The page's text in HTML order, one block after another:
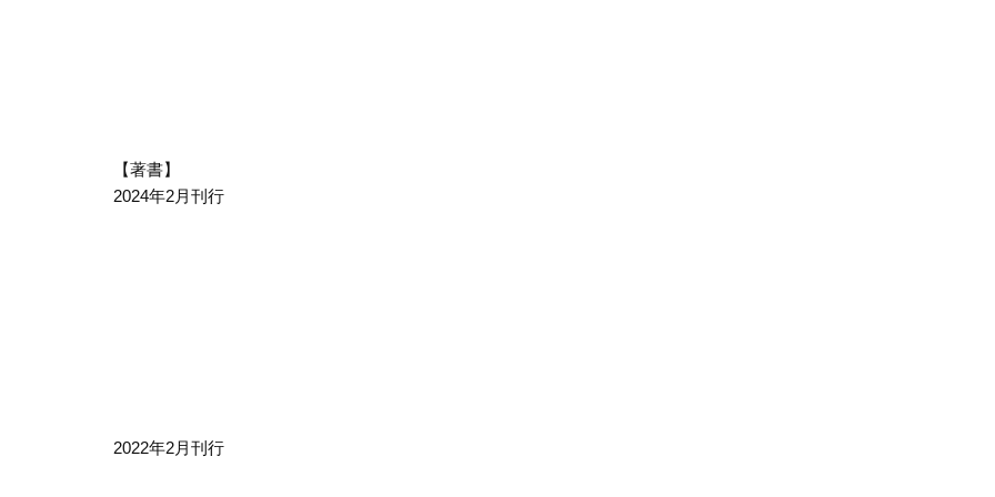
【著書】
2024年2月刊行
2022年2月刊行